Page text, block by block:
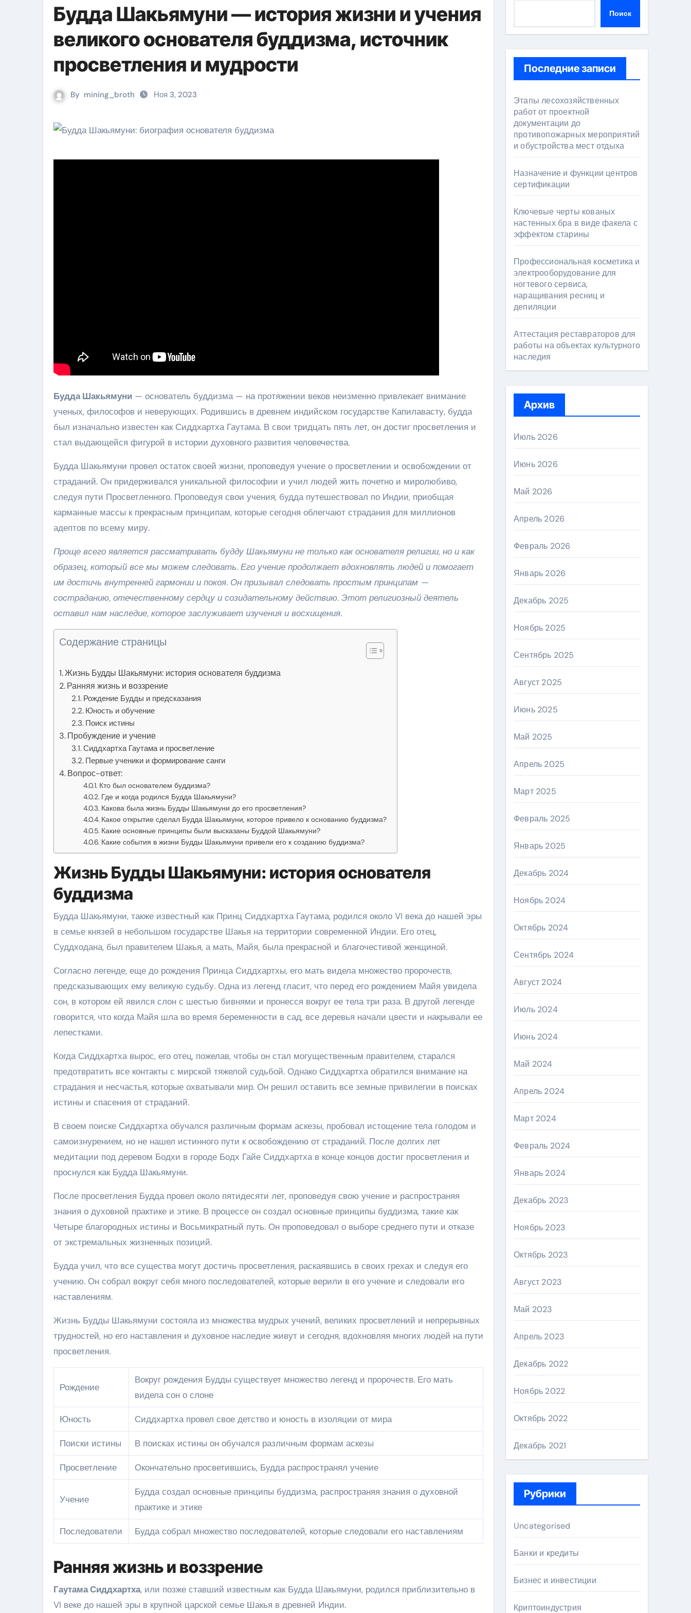
Будда Шакьямуни — история жизни и учения
великого основателя буддизма, источник
просветления и мудрости
By mining_broth Ноя 3, 2023
Будда Шакьямуни — основатель буддизма — на протяжении веков неизменно привлекает внимание
ученых, философов и неверующих. Родившись в древнем индийском государстве Капилавасту, будда
был изначально известен как Сиддхартха Гаутама. В свои тридцать пять лет, он достиг просветления и
стал выдающейся фигурой в истории духовного развития человечества.
Будда Шакьямуни провел остаток своей жизни, проповедуя учение о просветлении и освобождении от
страданий. Он придерживался уникальной философии и учил людей жить почетно и миролюбиво,
следуя пути Просветленного. Проповедуя свои учения, будда путешествовал по Индии, приобщая
карманные массы к прекрасным принципам, которые сегодня облегчают страдания для миллионов
адептов по всему миру.
Проще всего является рассматривать будду Шакьямуни не только как основателя религии, но и как
образец, который все мы можем следовать. Его учение продолжает вдохновлять людей и помогает
им достичь внутренней гармонии и покоя. Он призывал следовать простым принципам —
состраданию, отечественному сердцу и созидательному действию. Этот религиозный деятель
оставил нам наследие, которое заслуживает изучения и восхищения.
Содержание страницы
Жизнь Будды Шакьямуни: история основателя буддизма
Ранняя жизнь и воззрение
Рождение Будды и предсказания
Юность и обучение
Поиск истины
Пробуждение и учение
Сиддхартха Гаутама и просветление
Первые ученики и формирование санги
Вопрос-ответ:
Кто был основателем буддизма?
Где и когда родился Будда Шакьямуни?
Какова была жизнь Будды Шакьямуни до его просветления?
Какое открытие сделал Будда Шакьямуни, которое привело к основанию буддизма?
Какие основные принципы были высказаны Буддой Шакьямуни?
Какие события в жизни Будды Шакьямуни привели его к созданию буддизма?
Жизнь Будды Шакьямуни: история основателя
буддизма
Будда Шакьямуни, также известный как Принц Сиддхартха Гаутама, родился около VI века до нашей эры
в семье князей в небольшом государстве Шакья на территории современной Индии. Его отец,
Суддходана, был правителем Шакья, а мать, Майя, была прекрасной и благочестивой женщиной.
Согласно легенде, еще до рождения Принца Сиддхартхы, его мать видела множество пророчеств,
предсказывающих ему великую судьбу. Одна из легенд гласит, что перед его рождением Майя увидела
сон, в котором ей явился слон с шестью бивнями и пронесся вокруг ее тела три раза. В другой легенде
говорится, что когда Майя шла во время беременности в сад, все деревья начали цвести и накрывали ее
лепестками.
Когда Сиддхартха вырос, его отец, пожелав, чтобы он стал могущественным правителем, старался
предотвратить все контакты с мирской тяжелой судьбой. Однако Сиддхартха обратился внимание на
страдания и несчастья, которые охватывали мир. Он решил оставить все земные привилегии в поисках
истины и спасения от страданий.
В своем поиске Сиддхартха обучался различным формам аскезы, пробовал истощение тела голодом и
самоизнурением, но не нашел истинного пути к освобождению от страданий. После долгих лет
медитации под деревом Бодхи в городе Бодх Гайе Сиддхартха в конце концов достиг просветления и
проснулся как Будда Шакьямуни.
После просветления Будда провел около пятидесяти лет, проповедуя свою учение и распространяя
знания о духовной практике и этике. В процессе он создал основные принципы буддизма, такие как
Четыре благородных истины и Восьмикратный путь. Он проповедовал о выборе среднего пути и отказе
от экстремальных жизненных позиций.
Будда учил, что все существа могут достичь просветления, раскаявшись в своих грехах и следуя его
учению. Он собрал вокруг себя много последователей, которые верили в его учение и следовали его
наставлениям.
Жизнь Будды Шакьямуни состояла из множества мудрых учений, великих просветлений и непрерывных
трудностей, но его наставления и духовное наследие живут и сегодня, вдохновляя многих людей на пути
просветления.
Рождение
Вокруг рождения Будды существует множество легенд и пророчеств. Его мать
видела сон о слоне
Юность Сиддхартха провел свое детство и юность в изоляции от мира
Поиски истины В поисках истины он обучался различным формам аскезы
Просветление Окончательно просветившись, Будда распространял учение
Учение
Будда создал основные принципы буддизма, распространяя знания о духовной
практике и этике
Последователи Будда собрал множество последователей, которые следовали его наставлениям
Ранняя жизнь и воззрение
Гаутама Сиддхартха, или позже ставший известным как Будда Шакьямуни, родился приблизительно в
VI веке до нашей эры в крупной царской семье Шакья в древней Индии.
Поиск
Последние записи
Этапы лесохозяйственных
работ от проектной
документации до
противопожарных мероприятий
и обустройства мест отдыха
Назначение и функции центров
сертификации
Ключевые черты кованых
настенных бра в виде факела с
эффектом старины
Профессиональная косметика и
электрооборудование для
ногтевого сервиса,
наращивания ресниц и
депиляции
Аттестация реставраторов для
работы на объектах культурного
наследия
Архив
Июль 2026
Июнь 2026
Май 2026
Апрель 2026
Февраль 2026
Январь 2026
Декабрь 2025
Ноябрь 2025
Сентябрь 2025
Август 2025
Июнь 2025
Май 2025
Апрель 2025
Март 2025
Февраль 2025
Январь 2025
Декабрь 2024
Ноябрь 2024
Октябрь 2024
Сентябрь 2024
Август 2024
Июль 2024
Июнь 2024
Май 2024
Апрель 2024
Март 2024
Февраль 2024
Январь 2024
Декабрь 2023
Ноябрь 2023
Октябрь 2023
Август 2023
Май 2023
Апрель 2023
Декабрь 2022
Ноябрь 2022
Октябрь 2022
Декабрь 2021
Рубрики
Uncategorised
Банки и кредиты
Бизнес и инвестиции
Криптоиндустрия